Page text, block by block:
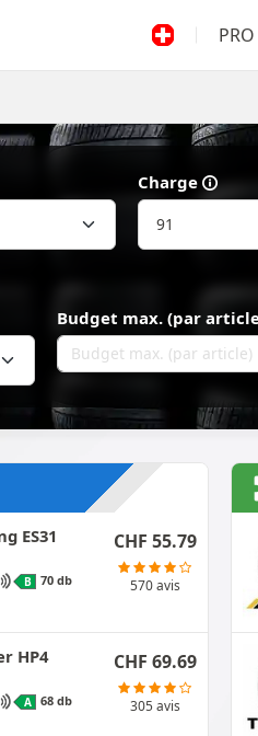
PRO
Charge
Budget max. (par
ES31
B 70 db
CHF 55.79
570 avis
HP4
A 68 db
CHF 69.69
305 avis